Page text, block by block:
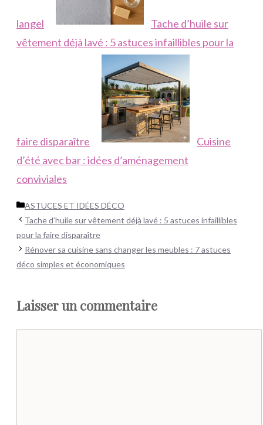
langel
Tache d’huile sur
vêtement déjà lavé : 5 astuces infaillibles pour la
faire disparaître
Cuisine
d’été avec bar : idées d’aménagement
conviviales
Catégories
ASTUCES ET IDÉES DÉCO
Tache d’huile sur vêtement déjà lavé : 5 astuces infaillibles
pour la faire disparaître
Rénover sa cuisine sans changer les meubles : 7 astuces
déco simples et économiques
Laisser un commentaire